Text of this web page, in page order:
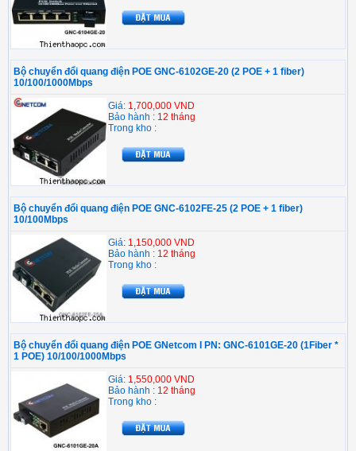
Bộ chuyển đổi quang điện POE GNC-6102GE-20 (2 POE + 1 fiber)
10/100/1000Mbps
Giá: 1,700,000 VND
Bảo hành : 12 tháng
Trong kho :
Bộ chuyển đổi quang điện POE GNC-6102FE-25 (2 POE + 1 fiber)
10/100Mbps
Giá: 1,150,000 VND
Bảo hành : 12 tháng
Trong kho :
Bộ chuyển đổi quang điện POE GNetcom I PN: GNC-6101GE-20 (1Fiber *
1 POE) 10/100/1000Mbps
Giá: 1,550,000 VND
Bảo hành : 12 tháng
Trong kho :